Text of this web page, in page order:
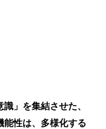
」を集結させた、
性は、多様化する